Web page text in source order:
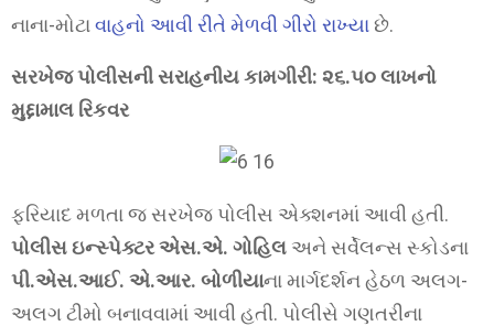
નાના-મોટાવાહનો આવી રીતે મેળવી ગીરો રાખ્યાછે.
સરખેજ પોલીસની સરાહનીય કામગીરી: ૨૬.૫૦ લાખનો
મુદ્દામાલ રિકવર
ફરિયાદ મળતા જ સરખેજ પોલીસ એક્શનમાં આવી હતી.
પોલીસ ઇન્સ્પેક્ટરએસ.એ. ગોહિલ અને સર્વેલન્સ સ્કોડના
પી.એસ.આઈ. એ.આર. બોળીયાના માર્ગદર્શન હેઠળ અલગ-
અલગ ટીમો બનાવવામાં આવી હતી. પોલીસે ગણતરીના